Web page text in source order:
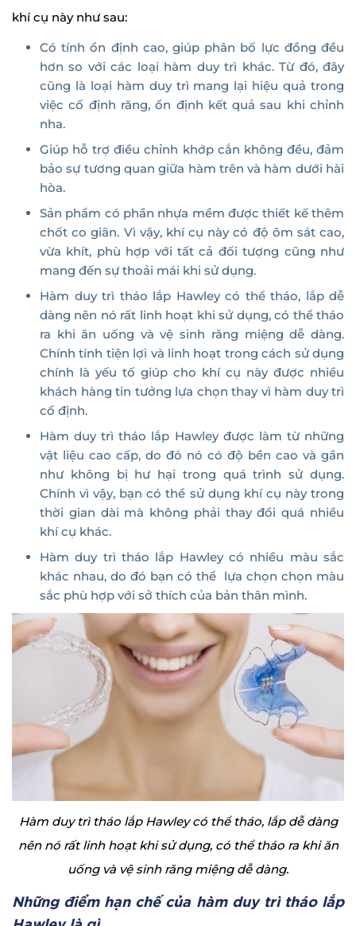
khí cụ này như sau:
Có tính ổn định cao, giúp phân bố lực đồng đều
hơn so với các loại hàm duy trì khác. Từ đó, đây
cũng là loại hàm duy trì mang lại hiệu quả trong
việc cố định răng, ổn định kết quả sau khi chỉnh
nha.
Giúp hỗ trợ điều chỉnh khớp cắn không đều, đảm
bảo sự tương quan giữa hàm trên và hàm dưới hài
hòa.
Sản phẩm có phần nhựa mềm được thiết kế thêm
chốt co giãn. Vì vậy, khí cụ này có độ ôm sát cao,
vừa khít, phù hợp với tất cả đối tượng cũng như
mang đến sự thoải mái khi sử dụng.
Hàm duy trì tháo lắp Hawley có thể tháo, lắp dễ
dàng nên nó rất linh hoạt khi sử dụng, có thể tháo
ra khi ăn uống và vệ sinh răng miệng dễ dàng.
Chính tính tiện lợi và linh hoạt trong cách sử dụng
chính là yếu tố giúp cho khí cụ này được nhiều
khách hàng tin tưởng lựa chọn thay vì hàm duy trì
cố định.
Hàm duy trì tháo lắp Hawley được làm từ những
vật liệu cao cấp, do đó nó có độ bền cao và gần
như không bị hư hại trong quá trình sử dụng.
Chính vì vậy, bạn có thể sử dụng khí cụ này trong
thời gian dài mà không phải thay đổi quá nhiều
khí cụ khác.
Hàm duy trì tháo lắp Hawley có nhiều màu sắc
khác nhau, do đó bạn có thể lựa chọn chọn màu
sắc phù hợp với sở thích của bản thân mình.
Hàm duy trì tháo lắp Hawley có thể tháo, lắp dễ dàng
nên nó rất linh hoạt khi sử dụng, có thể tháo ra khi ăn
uống và vệ sinh răng miệng dễ dàng.
Những điểm hạn chế của hàm duy trì tháo lắp